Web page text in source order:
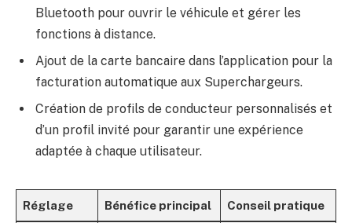
Bluetooth pour ouvrir le véhicule et gérer les
fonctions à distance.
Ajout de la carte bancaire dans l’application pour la
facturation automatique aux Superchargeurs.
Création de profils de conducteur personnalisés et
d’un profil invité pour garantir une expérience
adaptée à chaque utilisateur.
Réglage Bénéfice principal Conseil pratique